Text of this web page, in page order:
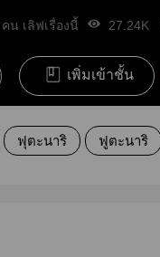
คน เลิฟเรื่องนี้ 27.24K
เพิ่มเข้าชั้น
ฟุตะนาริ ฟูตะนาริ